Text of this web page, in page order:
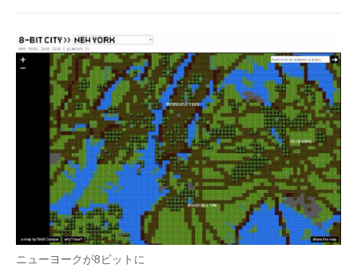
ビジネスと働き方のヒント
AI活用のいまが分かる
企業ITのトレンドを詳説
経営リーダーのコミュニティ
マーケ×ITの今がよく分かる
ITエンジニア向け専門サイト
ニューヨークが8ビットに